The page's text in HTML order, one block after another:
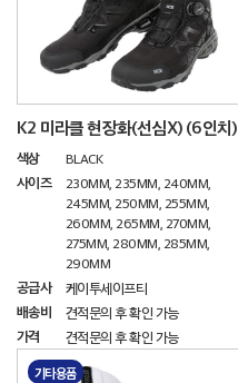
K2 미라클 현장화(선심X) (6인치)
색상 BLACK
사이즈
230MM, 235MM, 240MM,
245MM, 250MM, 255MM,
260MM, 265MM, 270MM,
275MM, 280MM, 285MM,
290MM
공급사 케이투세이프티
배송비 견적문의 후 확인 가능
가격 견적문의 후 확인 가능
기타용품